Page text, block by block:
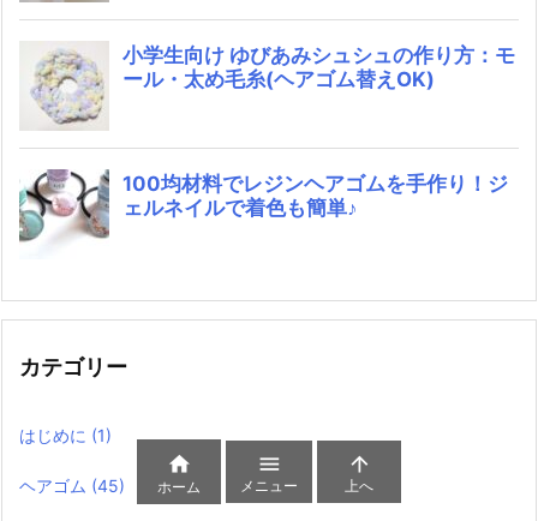
カテゴリー
はじめに (1)
ヘアゴム (45)

ホーム

メニュー

上へ